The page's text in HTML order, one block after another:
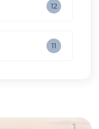
12
11